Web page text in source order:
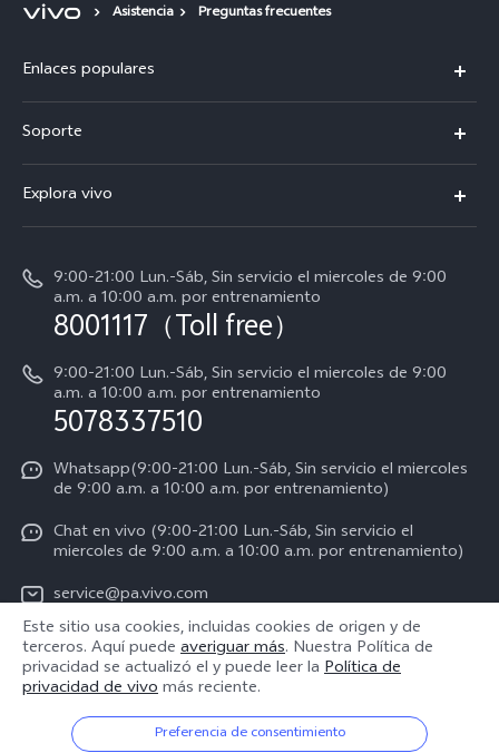
Asistencia Preguntas frecuentes
Enlaces populares
V50 Lite
Y19s
Soporte
Verificación de IMEI
Manual de usuario
Instrucciones de la garantía de vivo
Declaración de privacidad para Servicio
Consulta el Precio de los Repuestos
Explora vivo
Acerca de nosotros
Centro de privacidad de vivo
9:00-21:00 Lun.-Sáb, Sin servicio el miercoles de 9:00
a.m. a 10:00 a.m. por entrenamiento
8001117（Toll free）
9:00-21:00 Lun.-Sáb, Sin servicio el miercoles de 9:00
a.m. a 10:00 a.m. por entrenamiento
5078337510
Whatsapp(9:00-21:00 Lun.-Sáb, Sin servicio el miercoles
de 9:00 a.m. a 10:00 a.m. por entrenamiento)
Chat en vivo (9:00-21:00 Lun.-Sáb, Sin servicio el
miercoles de 9:00 a.m. a 10:00 a.m. por entrenamiento)
service@pa.vivo.com
Panama | Seleccione país/región
Este sitio usa cookies, incluidas cookies de origen y de
terceros. Aquí puede averiguar más. Nuestra Política de
privacidad se actualizó el y puede leer la Política de
privacidad de vivomás reciente.
Preferencia de consentimiento